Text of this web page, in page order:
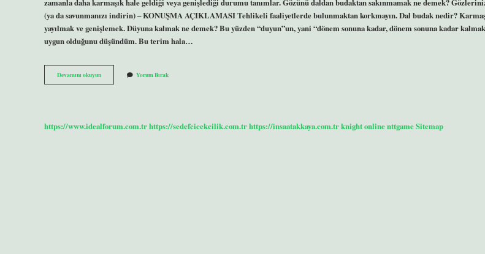
(ya da savunmanızı indirin) – KONUŞMA AÇIKLAMASI Tehlikeli faaliyetlerde bulunmaktan korkmayın. Dal budak nedir?
yayılmak ve genişlemek. Düyuna kalmak ne demek? Bu yüzden “duyun”un, yani “dönem sonuna kadar, dönem sonuna kadar
uygun olduğunu düşündüm. Bu terim hala…
Devamını okuyunDal
Budak
Yorum Bırak
https://www.idealforum.com.trhttps://sedefcicekcilik.com.trhttps://insaatakkaya.com.trknight onlinenttgameSitemap